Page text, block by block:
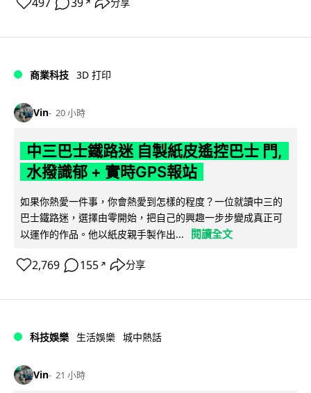
↗
商業科技 3D 打印
Vin 20 小時
中三巴士鐵路迷 自製紙皮遙控巴士 門,
水撥識郁 + 實時GPS報站
如果你熱愛一件事，你會熱愛到怎樣的程度？一位就讀中三的
巴士鐵路迷，選擇由零開始，把自己的興趣一步步變成真正可
以運作的作品。他以紙皮親手製作出...
閱讀全文
2,769 155 ↗ 分享
科技娛樂 生活娛樂 城中熱話
Vin 21 小時